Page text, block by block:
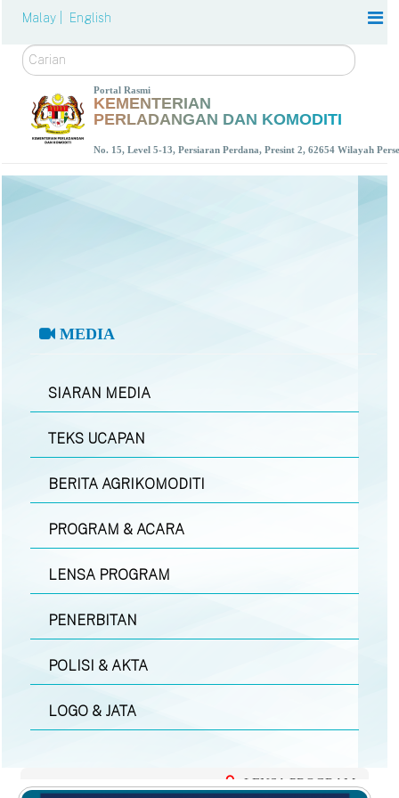
Malay | English
Carian
Portal Rasmi
KEMENTERIAN
PERLADANGAN DAN KOMODITI
No. 15, Level 5-13, Persiaran Perdana, Presint 2, 62654 Wilayah
MEDIA
SIARAN MEDIA
TEKS UCAPAN
BERITA AGRIKOMODITI
PROGRAM & ACARA
LENSA PROGRAM
PENERBITAN
POLISI & AKTA
LOGO & JATA
LENSA PROGRAM